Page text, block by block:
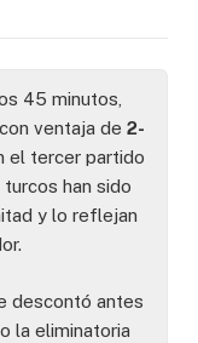
45 minutos,
ventaja de 2-
el tercer partido
han sido
y lo reflejan
descontó antes
la eliminatoria